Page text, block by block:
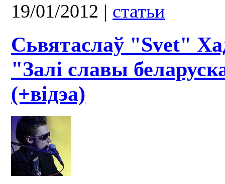
19/01/2012 | статьи
Сьвятаслаў "Svet"
"Залі славы
(+відэа)